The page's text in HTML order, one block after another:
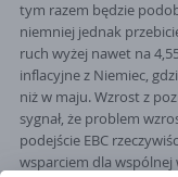
tym razem będzie
niemniej jednak
ruch wyżej nawet na
inflacyjne z Niemiec,
niż w maju. Wzrost z
sygnał, że problem
podejście EBC
wsparciem dla wspólnej